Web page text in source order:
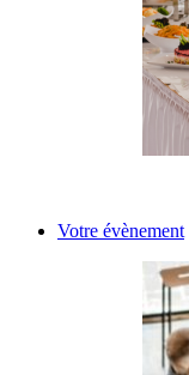
Votre évènement